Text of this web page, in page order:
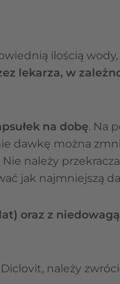
ilością
lekarza, w
na dobę. Na
dawkę można
należy
jak najmniejszą
oraz z niedowagą
należy